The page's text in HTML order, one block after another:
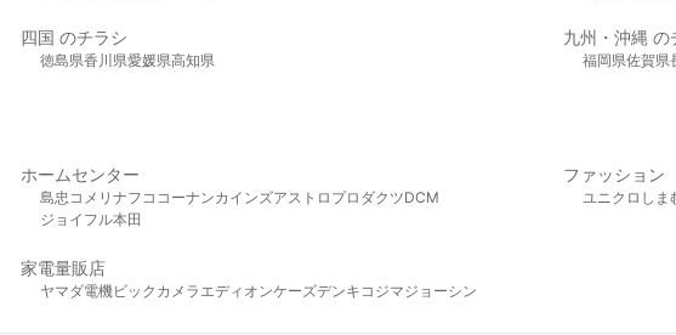
四国 のチラシ
徳島県香川県愛媛県高知県
九州・沖縄 の
福岡県佐賀県
ホームセンター
島忠 コメリ ナフコ コーナンカインズアストロプロダクツDCM
ジョイフル本田
ファッション
ユニクロ しま
家電量販店
ヤマダ電機ビックカメラ エディオンケーズデンキ コジマジョーシン